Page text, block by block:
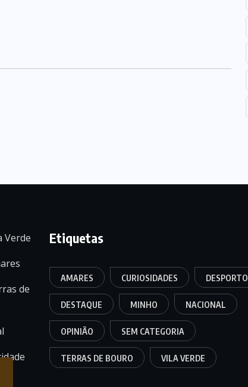
Verde
de
Etiquetas
AMARES CURIOSIDADES DESPORTO
DESTAQUE MINHO NACIONAL
OPINIÃO SEM CATEGORIA
TERRAS DE BOURO VILA VERDE